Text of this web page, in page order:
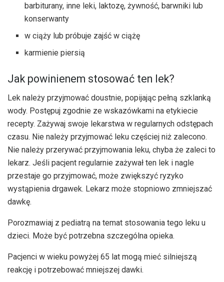
barbiturany, inne leki, laktozę, żywność, barwniki lub
konserwanty
w ciąży lub próbuje zajść w ciążę
karmienie piersią
Jak powinienem stosować ten lek?
Lek należy przyjmować doustnie, popijając pełną szklanką
wody. Postępuj zgodnie ze wskazówkami na etykiecie
recepty. Zażywaj swoje lekarstwa w regularnych odstępach
czasu. Nie należy przyjmować leku częściej niż zalecono.
Nie należy przerywać przyjmowania leku, chyba że zaleci to
lekarz. Jeśli pacjent regularnie zażywał ten lek i nagle
przestaje go przyjmować, może zwiększyć ryzyko
wystąpienia drgawek. Lekarz może stopniowo zmniejszać
dawkę.
Porozmawiaj z pediatrą na temat stosowania tego leku u
dzieci. Może być potrzebna szczególna opieka.
Pacjenci w wieku powyżej 65 lat mogą mieć silniejszą
reakcję i potrzebować mniejszej dawki.